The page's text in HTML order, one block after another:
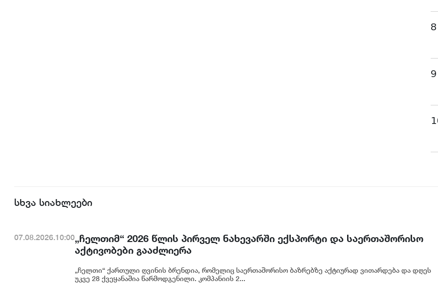
8
9
სხვა სიახლეები
07.08.2026.10:00„ჩელთიმ“ 2026 წლის პირველ ნახევარში ექსპორტი და საერთაშორისო
აქტივობები გააძლიერა
„ჩელთი“ ქართული ღვინის ბრენდია, რომელიც საერთაშორისო ბაზრებზე აქტიურად ვითარდება და დღეს
უკვე 28 ქვეყანაშია წარმოდგენილი. კომპანიის 2...